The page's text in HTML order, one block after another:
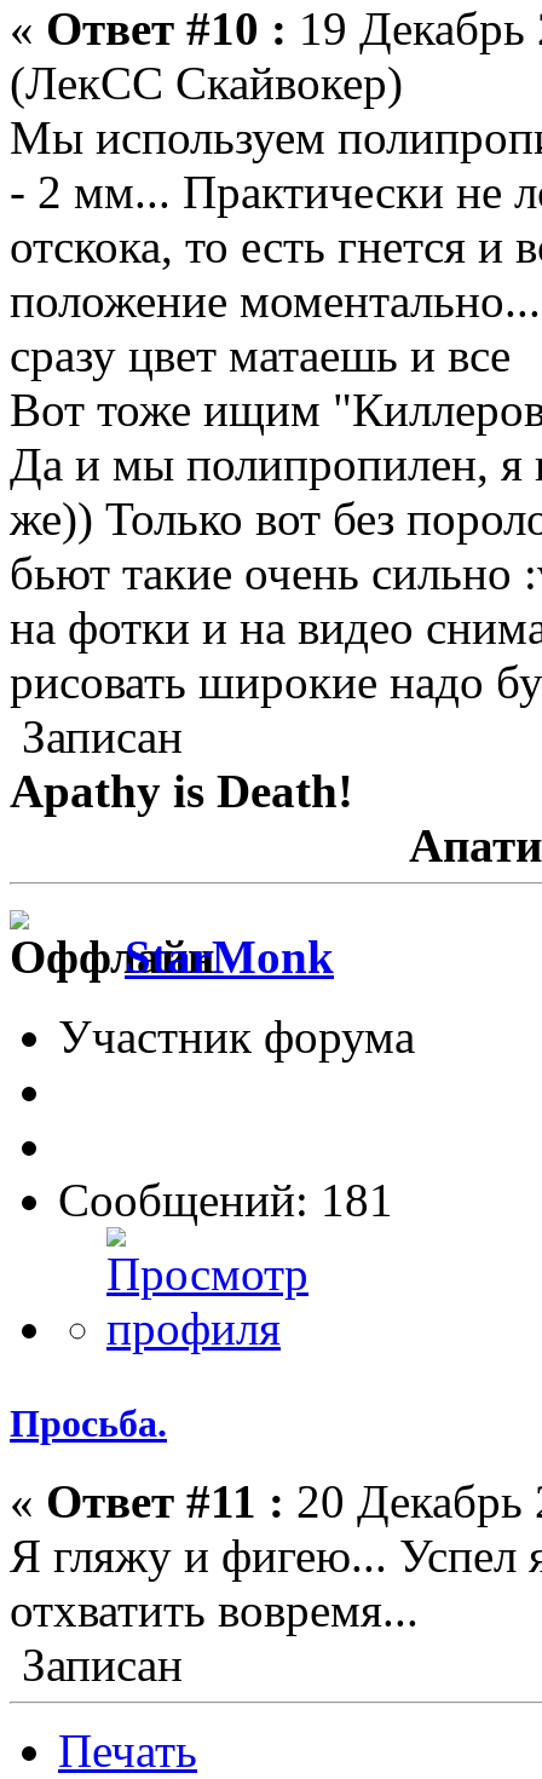
« Ответ #10 : 19
(ЛекСС Скайвокер)
Мы используем
- 2 мм... Практически не
отскока, то есть гнется и
положение
сразу цвет матаешь и все
Вот тоже ищим
Да и мы полипропилен, я
же)) Только вот без
бьют такие очень
на фотки и на видео
рисовать широкие надо
Записан
Apathy is Death!
Апатия -
StarMonk
Участник форума
Сообщений: 181
Просьба.
« Ответ #11 : 20 Декабрь
Я гляжу и фигею... Успел
отхватить вовремя...
Записан
Печать